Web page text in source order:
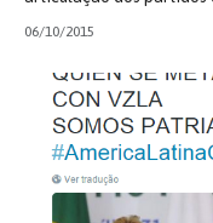
06/10/2015